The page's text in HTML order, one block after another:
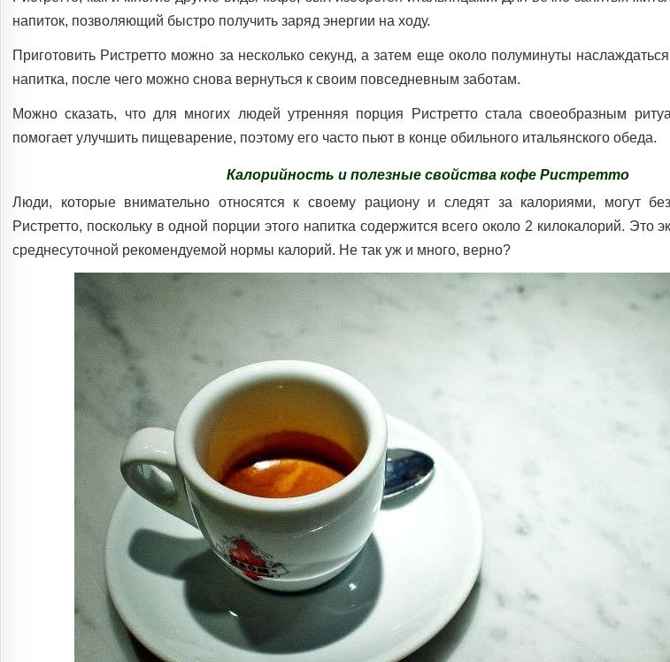
напиток, позволяющий быстро получить заряд энергии на ходу.
Приготовить Ристретто можно за несколько секунд, а затем еще около полуминуты
напитка, после чего можно снова вернуться к своим повседневным заботам.
Можно сказать, что для многих людей утренняя порция Ристретто стала своеобразным
помогает улучшить пищеварение, поэтому его часто пьют в конце обильного итальянского обеда.
Калорийность и полезные свойства кофе Ристретто
Люди, которые внимательно относятся к своему рациону и следят за калориями, могут
Ристретто, поскольку в одной порции этого напитка содержится всего около 2 килокалорий. Это
среднесуточной рекомендуемой нормы калорий. Не так уж и много, верно?